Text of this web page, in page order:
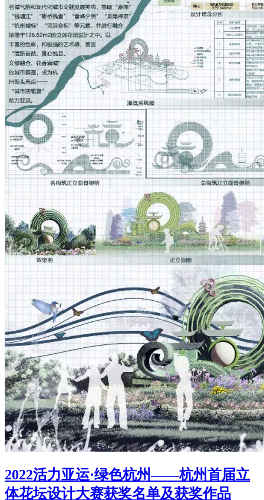
2022活力亚运·绿色杭州——杭州首届立
体花坛设计大赛获奖名单及获奖作品